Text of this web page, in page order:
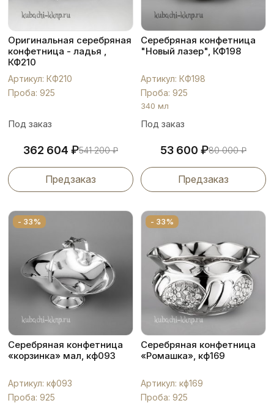
Оригинальная серебряная
конфетница - ладья ,
КФ210
Артикул: КФ210
Проба: 925
Под заказ
362 604 ₽541 200₽
Предзаказ
Серебряная конфетница
"Новый лазер", КФ198
Артикул: КФ198
Проба: 925
340 мл
Под заказ
53 600 ₽80 000₽
Предзаказ
- 33%
Серебряная конфетница
«корзинка» мал, кф093
Артикул: кф093
Проба: 925
- 33%
Серебряная конфетница
«Ромашка», кф169
Артикул: кф169
Проба: 925